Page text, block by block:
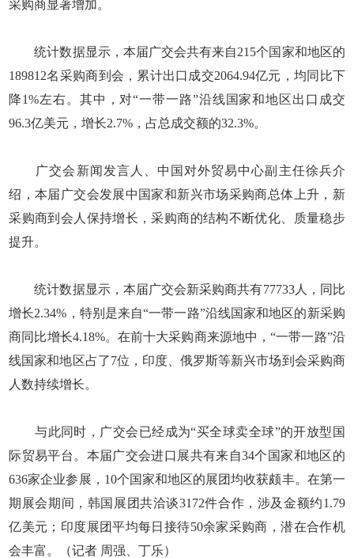
采购商显著增加。
统计数据显示，本届广交会共有来自215个国家和地区的
189812名采购商到会，累计出口成交2064.94亿元，均同比下
降1%左右。其中，对“一带一路”沿线国家和地区出口成交
96.3亿美元，增长2.7%，占总成交额的32.3%。
广交会新闻发言人、中国对外贸易中心副主任徐兵介
绍，本届广交会发展中国家和新兴市场采购商总体上升，新
采购商到会人保持增长，采购商的结构不断优化、质量稳步
提升。
统计数据显示，本届广交会新采购商共有77733人，同比
增长2.34%，特别是来自“一带一路”沿线国家和地区的新采购
商同比增长4.18%。在前十大采购商来源地中，“一带一路”沿
线国家和地区占了7位，印度、俄罗斯等新兴市场到会采购商
人数持续增长。
与此同时，广交会已经成为“买全球卖全球”的开放型国
际贸易平台。本届广交会进口展共有来自34个国家和地区的
636家企业参展，10个国家和地区的展团均收获颇丰。在第一
期展会期间，韩国展团共洽谈3172件合作，涉及金额约1.79
亿美元；印度展团平均每日接待50余家采购商，潜在合作机
会丰富。（记者 周强、丁乐）